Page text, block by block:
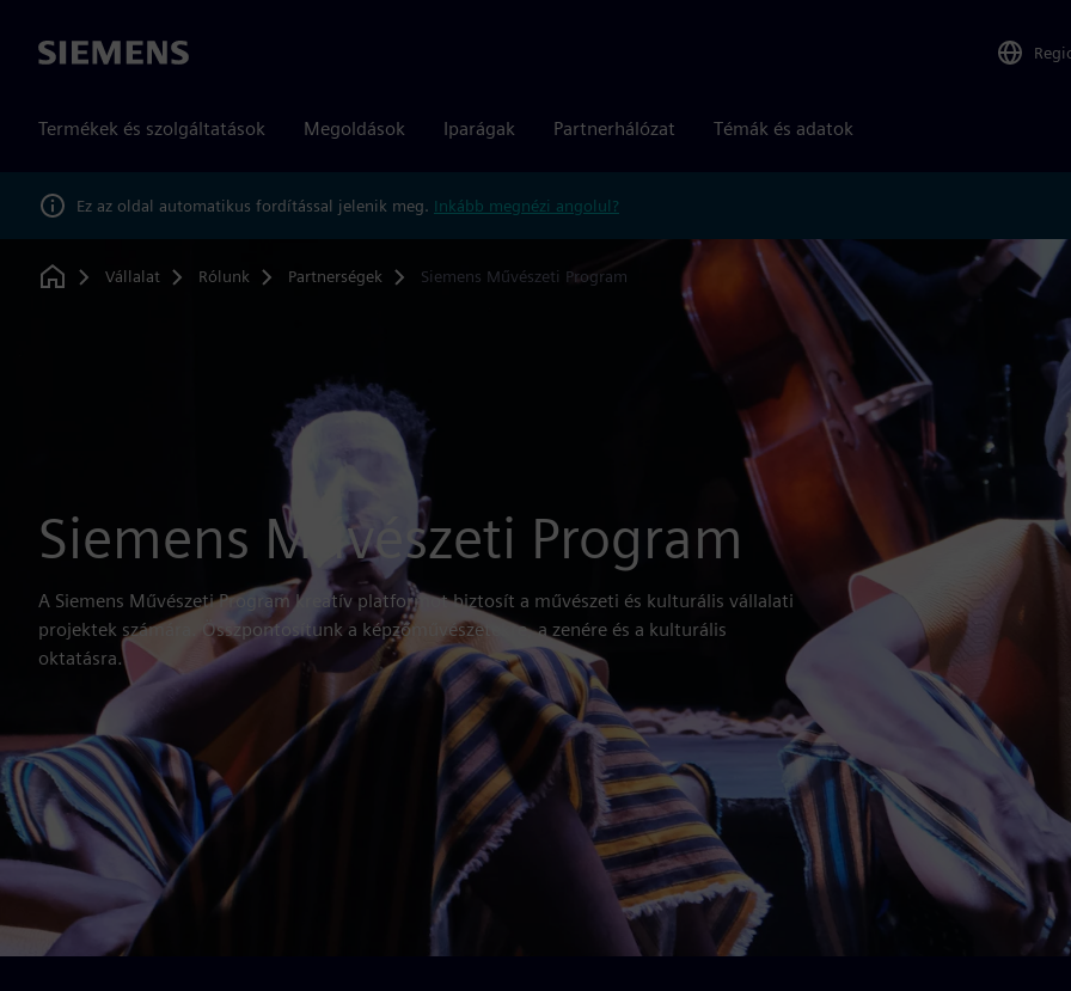
Siemens
Termékek és szolgáltatások Megoldások Iparágak Partnerhálózat Témák és adatok
Ez az oldal automatikus fordítással jelenik meg. Inkább megnézi angolul?
Home
Vállalat Rólunk Partnerségek Siemens Művészeti Program
Siemens Művészeti Program
A Siemens Művészeti Program kreatív platformot biztosít a művészeti és kulturális vállalati
projektek számára. Összpontosítunk a képzőművészetekre, a zenére és a kulturális
oktatásra.